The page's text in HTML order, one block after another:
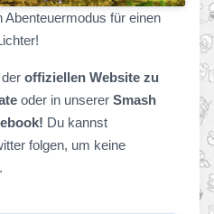
Abenteuermodus für einen
offiziellen Website zu
oder in unserer Smash
Du kannst
folgen, um keine